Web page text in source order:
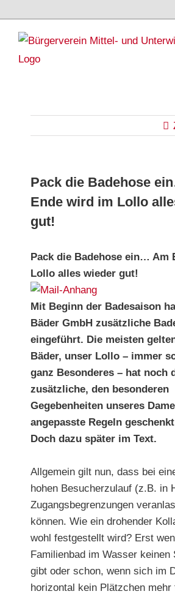
content
Pack die Badehose
Ende wird im Lollo
gut!
Pack die Badehose ein… Am
Lollo alles wieder gut!
Mit Beginn der Badesaison
Bäder GmbH zusätzliche
eingeführt. Die meisten
Bäder, unser Lollo – immer
ganz Besonderes – hat noch
zusätzliche, den besonderen
Gegebenheiten unseres
angepasste Regeln
Doch dazu später im Text.
Allgemein gilt nun, dass bei
hohen Besucherzulauf (z.B. in
Zugangsbegrenzungen
können. Wie ein drohender
wohl festgestellt wird? Erst
Familienbad im Wasser keinen
gibt oder schon, wenn sich im
horizontal kein Plätzchen mehr